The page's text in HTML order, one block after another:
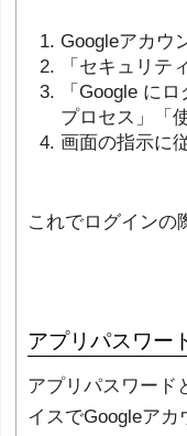
Googleアカウ
「セキュリテ
「Google に
プロセス」「
画面の指示に
これでログインの
アプリパスワー
アプリパスワード
イスでGoogleア